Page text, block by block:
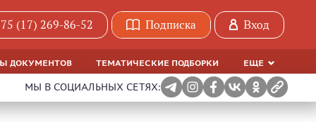
(17) 269-86-52 Подписка Вход
ДОКУМЕНТОВ ТЕМАТИЧЕСКИЕ ПОДБОРКИ ЕЩЕ
МЫ В СОЦИАЛЬНЫХ СЕТЯХ: